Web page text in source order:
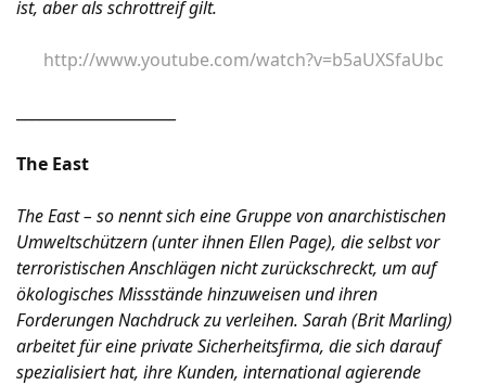
ist, aber als schrottreif gilt.
http://www.youtube.com/watch?v=b5aUXSfaUbc
The East
The East – so nennt sich eine Gruppe von anarchistischen
Umweltschützern (unter ihnen Ellen Page), die selbst vor
terroristischen Anschlägen nicht zurückschreckt, um auf
ökologisches Missstände hinzuweisen und ihren
Forderungen Nachdruck zu verleihen. Sarah (Brit Marling)
arbeitet für eine private Sicherheitsfirma, die sich darauf
spezialisiert hat, ihre Kunden, international agierende